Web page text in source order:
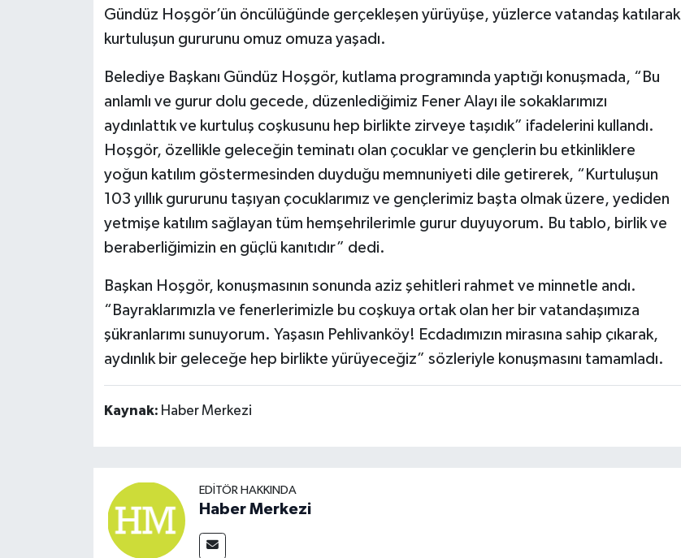
Gündüz Hoşgör’ün öncülüğünde gerçekleşen yürüyüşe, yüzlerce vatandaş katılarak
kurtuluşun gururunu omuz omuza yaşadı.
Belediye Başkanı Gündüz Hoşgör, kutlama programında yaptığı konuşmada, “Bu
anlamlı ve gurur dolu gecede, düzenlediğimiz Fener Alayı ile sokaklarımızı
aydınlattık ve kurtuluş coşkusunu hep birlikte zirveye taşıdık” ifadelerini kullandı.
Hoşgör, özellikle geleceğin teminatı olan çocuklar ve gençlerin bu etkinliklere
yoğun katılım göstermesinden duyduğu memnuniyeti dile getirerek, “Kurtuluşun
103 yıllık gururunu taşıyan çocuklarımız ve gençlerimiz başta olmak üzere, yediden
yetmişe katılım sağlayan tüm hemşehrilerimle gurur duyuyorum. Bu tablo, birlik ve
beraberliğimizin en güçlü kanıtıdır” dedi.
Başkan Hoşgör, konuşmasının sonunda aziz şehitleri rahmet ve minnetle andı.
“Bayraklarımızla ve fenerlerimizle bu coşkuya ortak olan her bir vatandaşımıza
şükranlarımı sunuyorum. Yaşasın Pehlivanköy! Ecdadımızın mirasına sahip çıkarak,
aydınlık bir geleceğe hep birlikte yürüyeceğiz” sözleriyle konuşmasını tamamladı.
Kaynak: Haber Merkezi
EDITÖR HAKKINDA
Haber Merkezi